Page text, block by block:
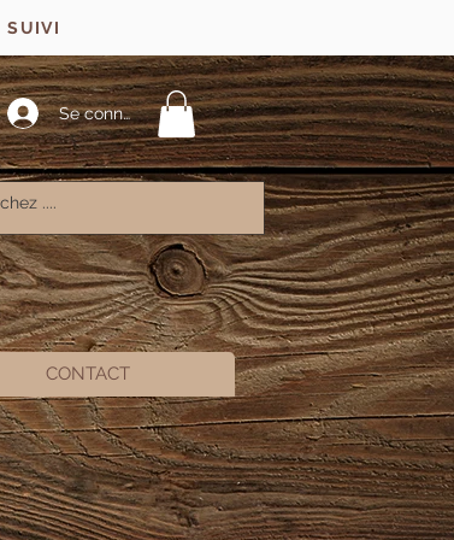
SUIVI
Se connecter
CONTACT